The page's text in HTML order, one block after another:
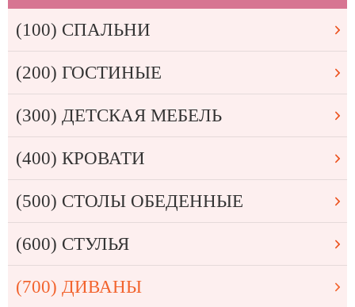
(100) СПАЛЬНИ
(200) ГОСТИНЫЕ
(300) ДЕТСКАЯ МЕБЕЛЬ
(400) КРОВАТИ
(500) СТОЛЫ ОБЕДЕННЫЕ
(600) СТУЛЬЯ
(700) ДИВАНЫ